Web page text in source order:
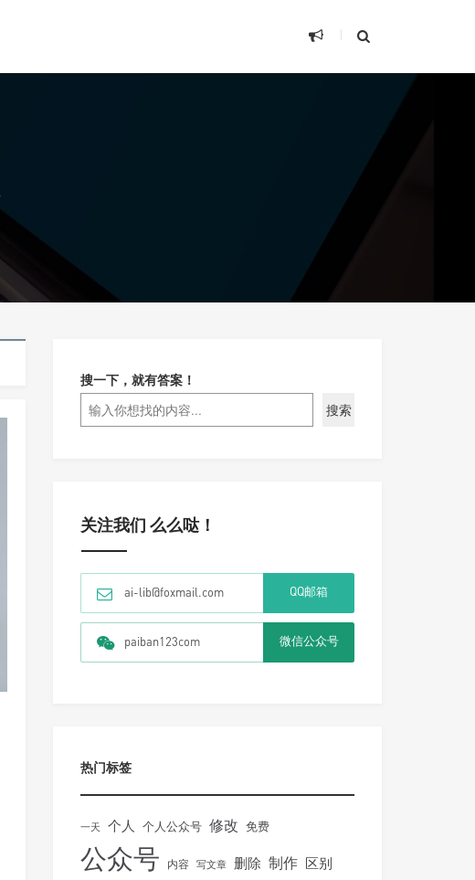
搜一下，就有答案！
搜索
关注我们 么么哒！
ai-lib@foxmail.com QQ邮箱
paiban123com 微信公众号
热门标签
一天 个人 个人公众号 修改 免费
公众号 内容 写文章 删除 制作 区别